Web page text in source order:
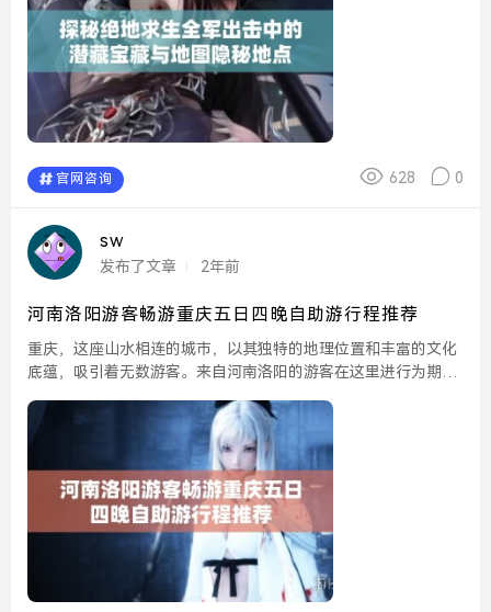
官网咨询 628 0
sw
发布了文章 2年前
河南洛阳游客畅游重庆五日四晚自助游行程推荐
重庆，这座山水相连的城市，以其独特的地理位置和丰富的文化
底蕴，吸引着无数游客。来自河南洛阳的游客在这里进行为期五
更好地规划行程，下面为您推荐一条精彩的重庆游路线。...